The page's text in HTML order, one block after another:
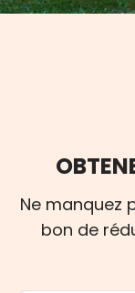
Ne manquez
bon de